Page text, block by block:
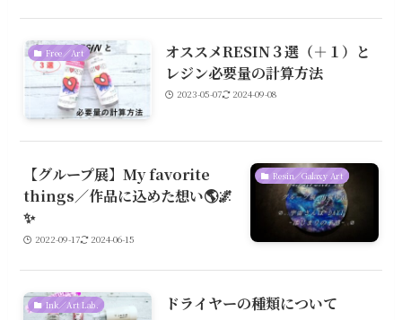
Free／Art
オススメRESIN３選（＋１）と
レジン必要量の計算方法
2023-05-07 2024-09-08
Resin／Galaxy Art
【グループ展】My favorite
things／作品に込めた想い🌎🌌
✨
2022-09-17 2024-06-15
Ink／Art Lab. ドライヤーの種類について